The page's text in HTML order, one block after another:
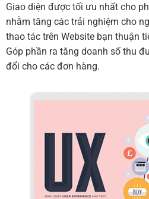
Giao diện được tối ưu nhất cho
nhằm tăng các trải nghiệm cho
thao tác trên Website bạn thuận
Góp phần ra tăng doanh số thu
đổi cho các đơn hàng.